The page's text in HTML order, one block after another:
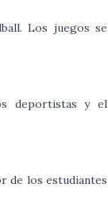
Los juegos se
deportistas y el
de los estudiantes